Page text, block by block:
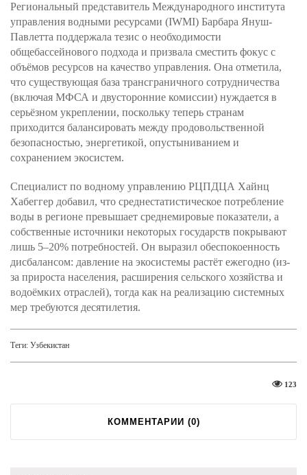
Региональный представитель Международного института
управления водными ресурсами (IWMI) Барбара Януш-
Павлетта поддержала тезис о необходимости
общебассейнового подхода и призвала сместить фокус с
объёмов ресурсов на качество управления. Она отметила,
что существующая база трансграничного сотрудничества
(включая МФСА и двусторонние комиссии) нуждается в
серьёзном укреплении, поскольку теперь странам
приходится балансировать между продовольственной
безопасностью, энергетикой, опустыниванием и
сохранением экосистем.
Специалист по водному управлению РЦПДЦА Хайнц
Хабеггер добавил, что среднестатистическое потребление
воды в регионе превышает среднемировые показатели, а
собственные источники некоторых государств покрывают
лишь 5–20% потребностей. Он выразил обеспокоенность
дисбалансом: давление на экосистемы растёт ежегодно (из-
за прироста населения, расширения сельского хозяйства и
водоёмких отраслей), тогда как на реализацию системных
мер требуются десятилетия.
Теги: Узбекистан
123
КОММЕНТАРИИ (0)